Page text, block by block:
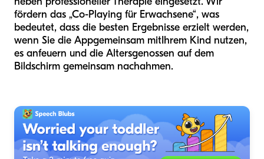
fördern das „Co-Playing für Erwachsene“, was
bedeutet, dass die besten Ergebnisse erzielt werden,
wenn Sie die Appgemeinsam mitIhrem Kind nutzen,
es anfeuern und die Altersgenossen auf dem
Bildschirm gemeinsam nachahmen.